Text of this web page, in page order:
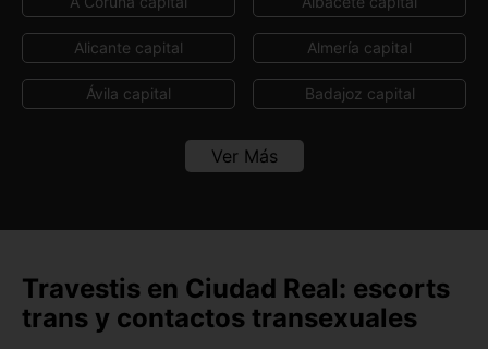
Alicante capital Almería capital
Ávila capital Badajoz capital
Barcelona capital
Cádiz capital Castellón capital
Ceuta capital Córdoba capital
Cuenca capital Girona capital
Ver Más
Travestis en Ciudad Real: escorts
trans y contactos transexuales